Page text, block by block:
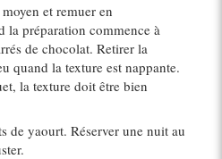
et remuer en
la préparation commence à
de chocolat. Retirer la
quand la texture est nappante.
la texture doit être bien
de yaourt. Réserver une nuit au